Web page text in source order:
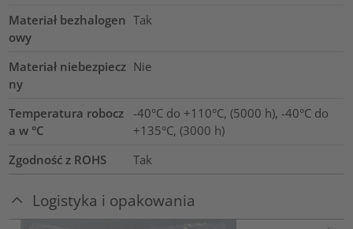
Materiał bezhalogen
owy
Tak
Materiał niebezpiecz
ny
Nie
Temperatura robocz
a w °C
-40°C do +110°C, (5000 h), -40°C do
+135°C, (3000 h)
Zgodność z ROHS
Tak
Logistyka i opakowania